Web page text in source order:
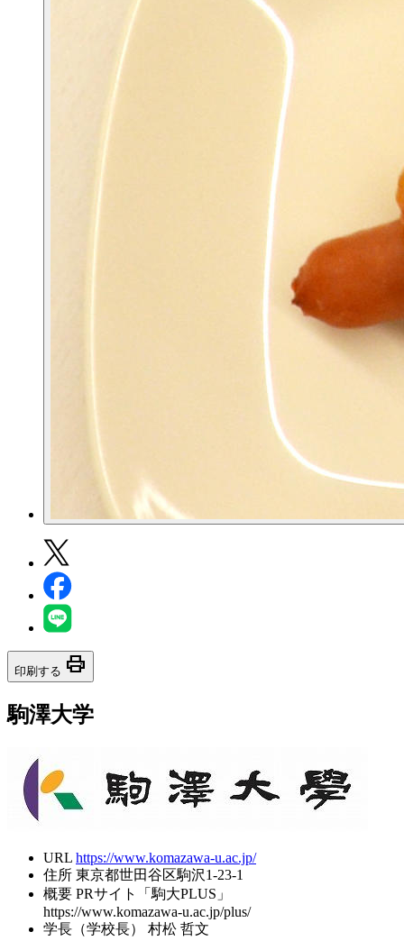
印刷する print
駒澤大学
URL https://www.komazawa-u.ac.jp/
住所 東京都世田谷区駒沢1-23-1
概要 PRサイト「駒大PLUS」
https://www.komazawa-u.ac.jp/plus/
学長（学校長）
村松 哲文